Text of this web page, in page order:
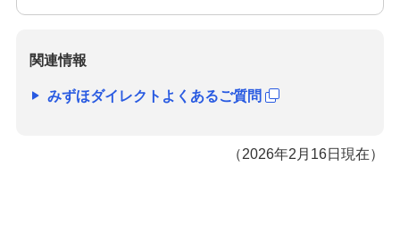
関連情報
みずほダイレクトよくあるご質問
（2026年2月16日現在）